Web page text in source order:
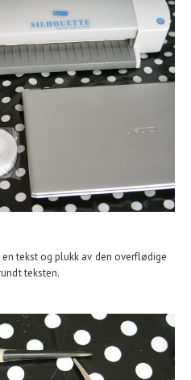
tekst og plukk av den overflødige
teksten.